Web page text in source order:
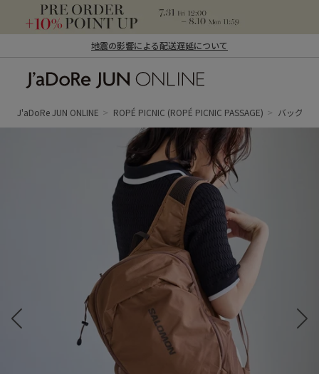
地震の影響による配送遅延について
ン オンライン）
J'aDoRe JUN ONLINE ROPÉ PICNIC (ROPÉ PICNIC PASSAGE) バッグ